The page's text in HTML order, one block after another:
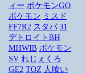
ィー ポケモンGO
ポケモン ミスド
FF7R2 スタバ 31
デトロイトBH
MHWIB ポケモン
SV れじぇくろ
GE2 TOZ 人喰い